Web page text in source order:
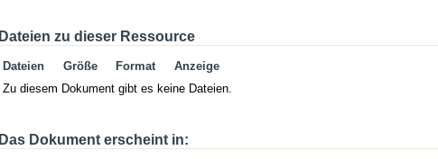
Dateien zu dieser Ressource
Dateien Größe Format
Anzeige
Zu diesem Dokument gibt es keine Dateien.
Das Dokument erscheint in: